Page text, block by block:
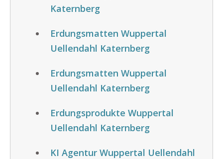
Katernberg
Erdungsmatten Wuppertal
Uellendahl Katernberg
Erdungsmatten Wuppertal
Uellendahl Katernberg
Erdungsprodukte Wuppertal
Uellendahl Katernberg
KI Agentur Wuppertal Uellendahl